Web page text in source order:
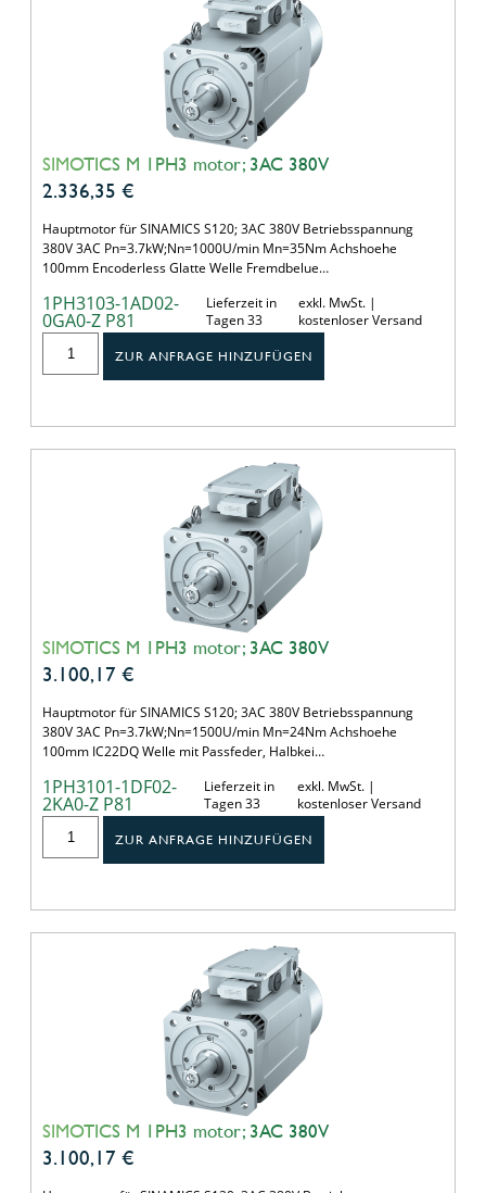
SIMOTICS M 1PH3 motor; 3AC 380V
2.336,35 €
Hauptmotor für SINAMICS S120; 3AC 380V Betriebsspannung
380V 3AC Pn=3.7kW;Nn=1000U/min Mn=35Nm Achshoehe
100mm Encoderless Glatte Welle Fremdbelue…
1PH3103-1AD02-
0GA0-Z P81
Lieferzeit in
Tagen 33
exkl. MwSt. |
kostenloser Versand
ZUR ANFRAGE HINZUFÜGEN
SIMOTICS M 1PH3 motor; 3AC 380V
3.100,17 €
Hauptmotor für SINAMICS S120; 3AC 380V Betriebsspannung
380V 3AC Pn=3.7kW;Nn=1500U/min Mn=24Nm Achshoehe
100mm IC22DQ Welle mit Passfeder, Halbkei…
1PH3101-1DF02-
2KA0-Z P81
Lieferzeit in
Tagen 33
exkl. MwSt. |
kostenloser Versand
ZUR ANFRAGE HINZUFÜGEN
SIMOTICS M 1PH3 motor; 3AC 380V
3.100,17 €